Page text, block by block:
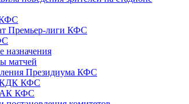
Премьер-лиги КФС
назначения
матчей
Президиума КФС
КДК КФС
АК КФС